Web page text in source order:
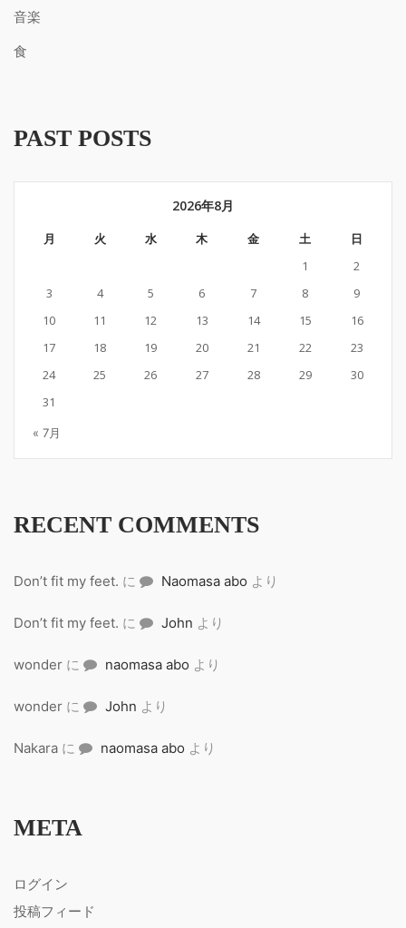
音楽
食
PAST POSTS
2026年8月
月 火 水 木 金 土
日
1
2
3
4 5 6 7 8
9
10
11 12 13 14 15
16
17
18 19 20 21 22
23
24
25 26 27 28 29
30
31
« 7月
RECENT COMMENTS
Don’t fit my feet. に Naomasa abo より
Don’t fit my feet. に John より
wonder に naomasa abo より
wonder に John より
Nakara に naomasa abo より
META
ログイン
投稿フィード